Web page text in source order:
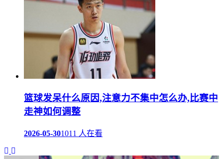
篮球发呆什么原因,注意力不集中怎么办,比赛中
走神如何调整
2026-05-301011 人在看